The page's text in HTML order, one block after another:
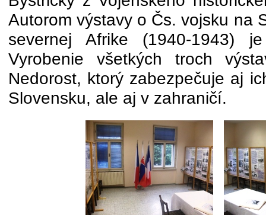
Autorom výstavy o Čs. vojsku na
severnej Afrike (1940-1943)
Vyrobenie všetkých troch
Nedorost, ktorý zabezpečuje aj
Slovensku, ale aj v zahraničí.